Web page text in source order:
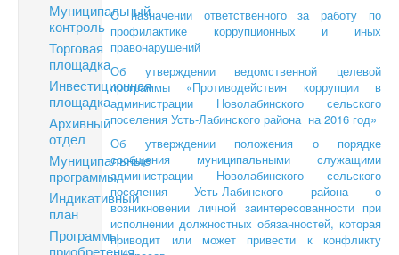
Муниципальный
контроль
Торговая
площадка
Инвестиционная
площадка
Архивный
отдел
Муниципальные
программы
Индикативный
план
Программы
приобретения
О назначении ответственного за работу по
профилактике коррупционных и иных
правонарушений
Об утверждении ведомственной целевой
программы «Противодействия коррупции в
администрации Новолабинского сельского
поселения Усть-Лабинского района на 2016 год»
Об утверждении положения о порядке
сообщения муниципальными служащими
администрации Новолабинского сельского
поселения Усть-Лабинского района о
возникновении личной заинтересованности при
исполнении должностных обязанностей, которая
приводит или может привести к конфликту